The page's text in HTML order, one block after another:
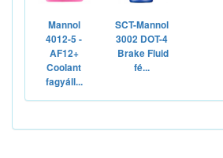
Mannol
4012-5 -
AF12+
Coolant
fagyáll...
SCT-Mannol
3002 DOT-4
Brake Fluid
fé...